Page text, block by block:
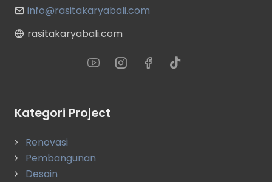
info@rasitakaryabali.com
rasitakaryabali.com
Kategori Project
Renovasi
Pembangunan
Desain